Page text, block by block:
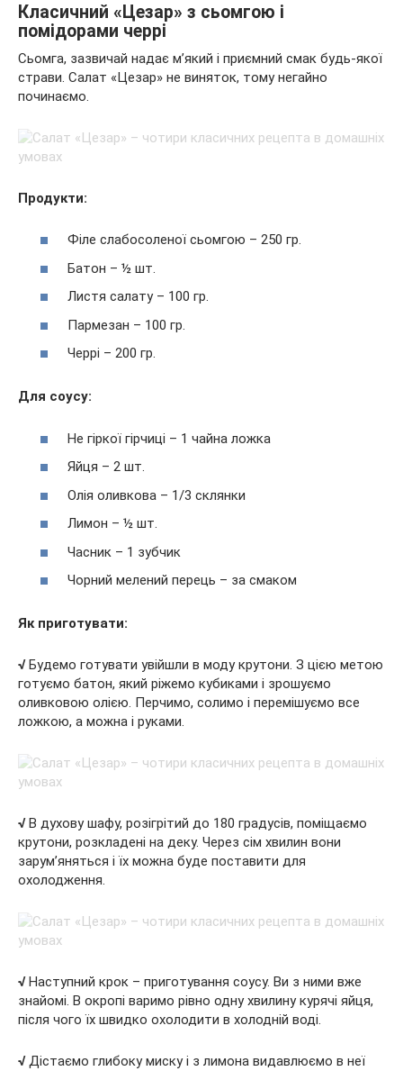
Класичний «Цезар» з сьомгою і
помідорами черрі
Сьомга, зазвичай надає м’який і приємний смак будь-якої
страви. Салат «Цезар» не виняток, тому негайно
починаємо.
Продукти:
Філе слабосоленої сьомгою – 250 гр.
Батон – ½ шт.
Листя салату – 100 гр.
Пармезан – 100 гр.
Черрі – 200 гр.
Для соусу:
Не гіркої гірчиці – 1 чайна ложка
Яйця – 2 шт.
Олія оливкова – 1/3 склянки
Лимон – ½ шт.
Часник – 1 зубчик
Чорний мелений перець – за смаком
Як приготувати:
√Будемо готувати увійшли в моду крутони. З цією метою
готуємо батон, який ріжемо кубиками і зрошуємо
оливковою олією. Перчимо, солимо і перемішуємо все
ложкою, а можна і руками.
√В духову шафу, розігрітий до 180 градусів, поміщаємо
крутони, розкладені на деку. Через сім хвилин вони
зарум’яняться і їх можна буде поставити для
охолодження.
√Наступний крок – приготування соусу. Ви з ними вже
знайомі. В окропі варимо рівно одну хвилину курячі яйця,
після чого їх швидко охолодити в холодній воді.
√Дістаємо глибоку миску і з лимона видавлюємо в неї